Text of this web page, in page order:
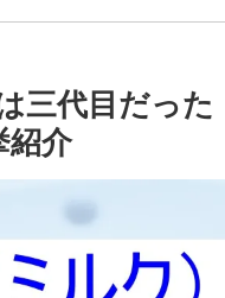
三代目だっ
紹介